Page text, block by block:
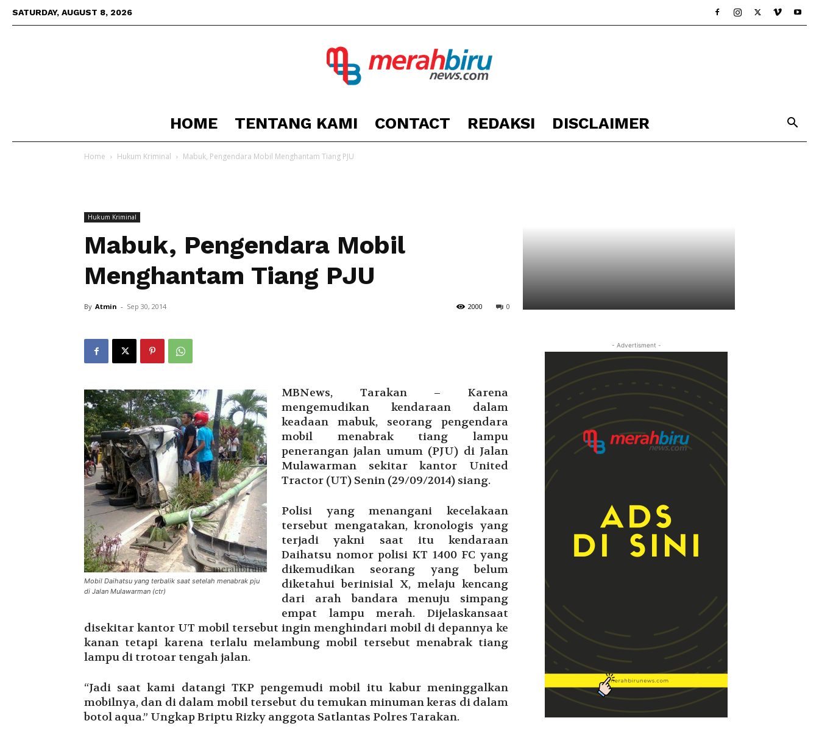
SATURDAY, AUGUST 8, 2026
Berita
HOME TENTANG KAMI CONTACT REDAKSI DISCLAIMER
Home Hukum Kriminal Mabuk, Pengendara Mobil Menghantam Tiang PJU
Hukum Kriminal
Mabuk, Pengendara Mobil
Menghantam Tiang PJU
By Atmin - Sep 30, 2014 0
2000
Mobil Daihatsu yang terbalik saat setelah menabrak pju
di Jalan Mulawarman (ctr)
MBNews, Tarakan – Karena
mengemudikan kendaraan dalam
keadaan mabuk, seorang pengendara
mobil menabrak tiang lampu
penerangan jalan umum (PJU) di Jalan
Mulawarman sekitar kantor United
Tractor (UT) Senin (29/09/2014) siang.
Polisi yang menangani kecelakaan
tersebut mengatakan, kronologis yang
terjadi yakni saat itu kendaraan
Daihatsu nomor polisi KT 1400 FC yang
dikemudikan seorang yang belum
diketahui berinisial X, melaju kencang
dari arah bandara menuju simpang
empat lampu merah. Dijelaskansaat
disekitar kantor UT mobil tersebut ingin menghindari mobil di depannya ke
kanan tetapi karena terlalu melambung mobil tersebut menabrak tiang
lampu di trotoar tengah jalan.
“Jadi saat kami datangi TKP pengemudi mobil itu kabur meninggalkan
mobilnya, dan di dalam mobil tersebut du temukan minuman keras di dalam
botol aqua.” Ungkap Briptu Rizky anggota Satlantas Polres Tarakan.
- Advertisment -